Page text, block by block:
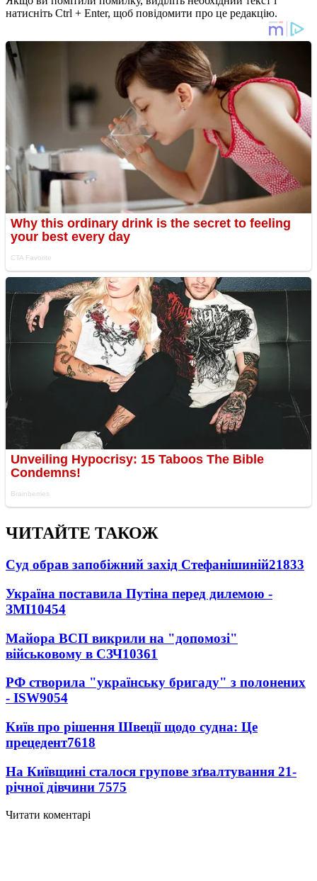
натисніть Ctrl + Enter, щоб повідомити про це редакцію.
ЧИТАЙТЕ ТАКОЖ
Суд обрав запобіжний захід Стефанішиній21833
Україна поставила Путіна перед дилемою -
ЗМІ10454
Майора ВСП викрили на "допомозі"
військовому в СЗЧ10361
РФ створила "українську бригаду" з полонених
- ISW9054
Київ про рішення Швеції щодо судна: Це
прецедент7618
На Київщині сталося групове зґвалтування 21-
річної дівчини 7575
Читати коментарі